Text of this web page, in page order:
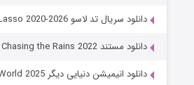
دانلود سریال تد لاسو Ted Lasso 2020-2026
دانلود مستند Chasing the Rains 2022
دانلود انیمیشن دنیایی دیگر Another World 2025